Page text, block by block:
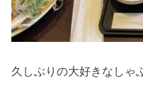
久しぶりの大好きなしゃ